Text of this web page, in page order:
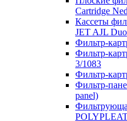
Cartridge
Кассеты
JET AJL Duo
Фильтр-
Фильтр-
3/1083
Фильтр-
Фильтр-
panel)